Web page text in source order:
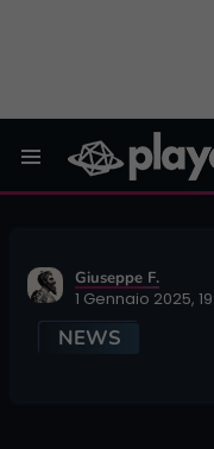
Giuseppe F.
1 Gennaio 2025,
NEWS